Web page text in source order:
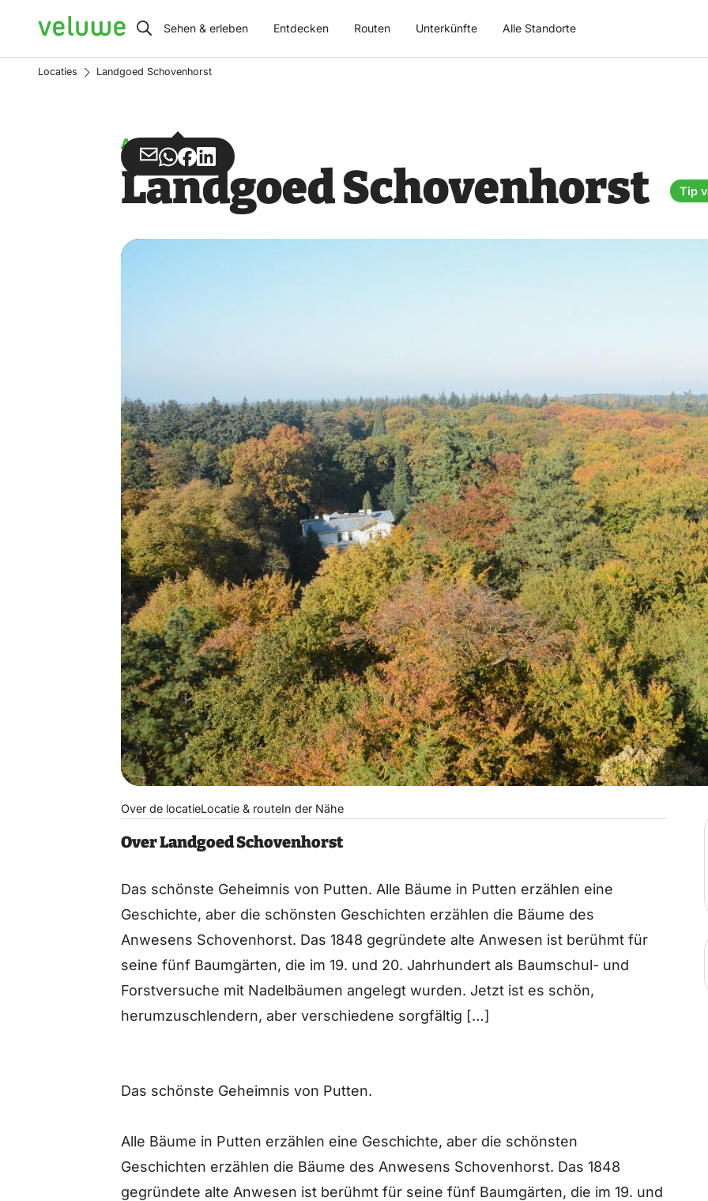
Veluwe Sehen & erleben Entdecken Routen Unterkünfte Alle Standorte
Locaties Landgoed Schovenhorst
Anwesen
Teilen
über
Teilen
über
WhatsApp
Teilen
auf
Facebook
Teilen
auf
LinkedIn
Landgoed Schovenhorst Tip
Over de locatieLocatie & routeIn der Nähe
Over Landgoed Schovenhorst
Das schönste Geheimnis von Putten. Alle Bäume in Putten erzählen eine
Geschichte, aber die schönsten Geschichten erzählen die Bäume des
Anwesens Schovenhorst. Das 1848 gegründete alte Anwesen ist berühmt für
seine fünf Baumgärten, die im 19. und 20. Jahrhundert als Baumschul- und
Forstversuche mit Nadelbäumen angelegt wurden. Jetzt ist es schön,
herumzuschlendern, aber verschiedene sorgfältig […]
Das schönste Geheimnis von Putten.
Alle Bäume in Putten erzählen eine Geschichte, aber die schönsten
Geschichten erzählen die Bäume des Anwesens Schovenhorst. Das 1848
gegründete alte Anwesen ist berühmt für seine fünf Baumgärten, die im 19. und